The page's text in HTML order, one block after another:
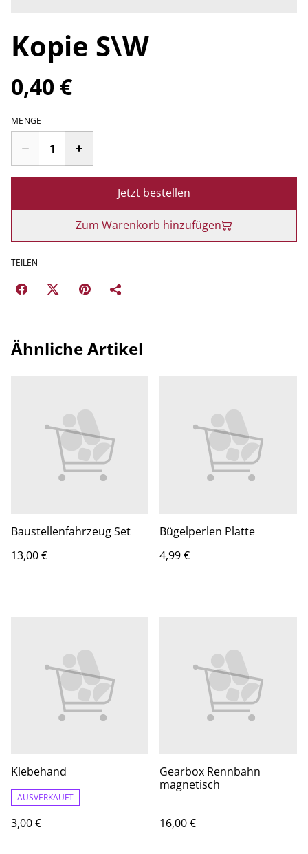
Kopie S\W
0,40 €
MENGE
Jetzt bestellen
Zum Warenkorb hinzufügen
TEILEN
Ähnliche Artikel
Baustellenfahrzeug Set
13,00 €
Bügelperlen Platte
4,99 €
Klebehand
AUSVERKAUFT
3,00 €
Gearbox Rennbahn
magnetisch
16,00 €